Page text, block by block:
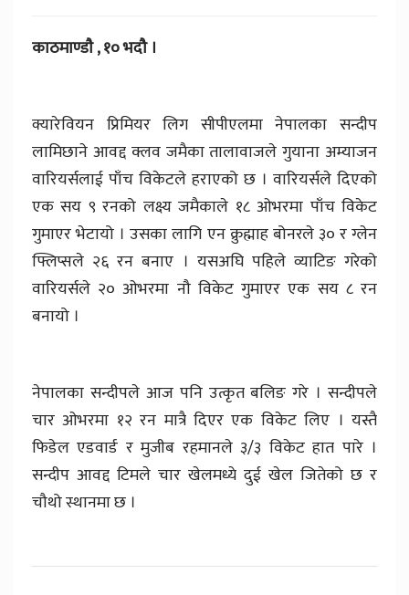
काठमाण्डाै , १० भदौ ।
क्यारेवियन प्रिमियर लिग सीपीएलमा नेपालका सन्दीप
लामिछाने आवद्द क्लव जमैका तालावाजले गुयाना अम्याजन
वारियर्सलाई पाँच विकेटले हराएको छ । वारियर्सले दिएको
एक सय ९ रनको लक्ष्य जमैकाले १८ ओभरमा पाँच विकेट
गुमाएर भेटायो । उसका लागि एन क्रुह्माह बोनरले ३० र ग्लेन
फ्लिप्सले २६ रन बनाए । यसअघि पहिले व्याटिङ गरेको
वारियर्सले २० ओभरमा नौ विकेट गुमाएर एक सय ८ रन
बनायो ।
नेपालका सन्दीपले आज पनि उत्कृत बलिङ गरे । सन्दीपले
चार ओभरमा १२ रन मात्रै दिएर एक विकेट लिए । यस्तै
फिडेल एडवार्ड र मुजीब रहमानले ३/३ विकेट हात पारे ।
सन्दीप आवद्द टिमले चार खेलमध्ये दुई खेल जितेको छ र
चौथो स्थानमा छ ।